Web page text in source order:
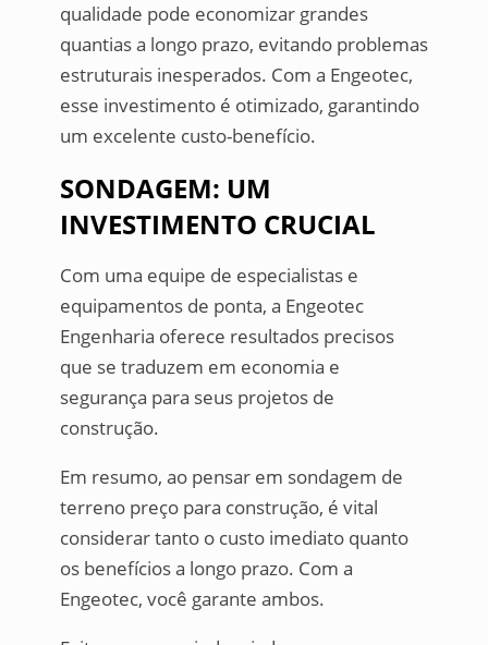
qualidade pode economizar grandes
quantias a longo prazo, evitando problemas
estruturais inesperados. Com a Engeotec,
esse investimento é otimizado, garantindo
um excelente custo-benefício.
SONDAGEM: UM
INVESTIMENTO CRUCIAL
Com uma equipe de especialistas e
equipamentos de ponta, a Engeotec
Engenharia oferece resultados precisos
que se traduzem em economia e
segurança para seus projetos de
construção.
Em resumo, ao pensar em sondagem de
terreno preço para construção, é vital
considerar tanto o custo imediato quanto
os benefícios a longo prazo. Com a
Engeotec, você garante ambos.